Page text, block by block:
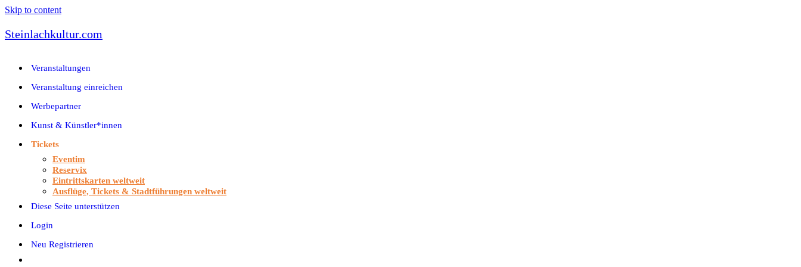
Skip to content
Steinlachkultur.com
Veranstaltungen
Veranstaltung einreichen
Werbepartner
Kunst & Künstler*innen
Tickets
Eventim
Reservix
Eintrittskarten weltweit
Ausflüge, Tickets & Stadtführungen weltweit
Diese Seite unterstützen
Login
Neu Registrieren